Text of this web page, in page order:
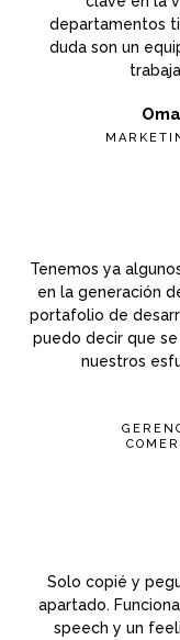
departamentos
duda son un
Tenemos ya
en la generación
portafolio de
puedo decir que
nuestros
Solo copié y
apartado.
speech y un